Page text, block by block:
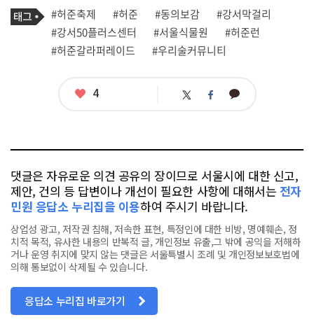
필 기
사
관
련
태
태
그
#허준축제 #허준 #동의보감
#강서막걸리
#강서50플러스센터
#서울식물원
#허준런
#허준갈라퍼레이드
#우리술커뮤니티
좋
4 트 페 카
댓글은 자유로운 의견 공유의 장이므로 서울시에 대한 신고,
제안, 건의 등 답변이나 개선이 필요한 사항에 대해서는 전자
민원 응답소 누리집을 이용하여 주시기 바랍니다.
상업성 광고, 저작권 침해, 저속한 표현, 특정인에 대한 비방, 명예훼손, 정
치적 목적, 유사한 내용의 반복적 글, 개인정보 유출,그 밖에 공익을 저해하
거나 운영 취지에 맞지 않는 댓글은 서울특별시 조례 및 개인정보보호법에
의해 통보없이 삭제될 수 있습니다.
응답소 누리집 바로가기